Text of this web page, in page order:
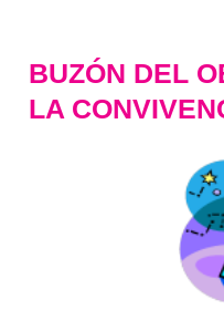
BUZÓN DEL
LA